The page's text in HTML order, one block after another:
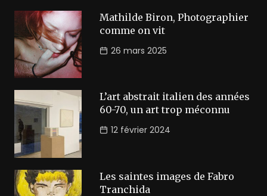
Mathilde Biron, Photographier
comme on vit
26 mars 2025
L’art abstrait italien des années
60-70, un art trop méconnu
12 février 2024
Les saintes images de Fabro
Tranchida